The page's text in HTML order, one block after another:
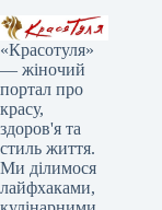
«Красотуля»
— жіночий
портал про
красу,
здоров'я та
стиль життя.
Ми ділимося
лайфхаками,